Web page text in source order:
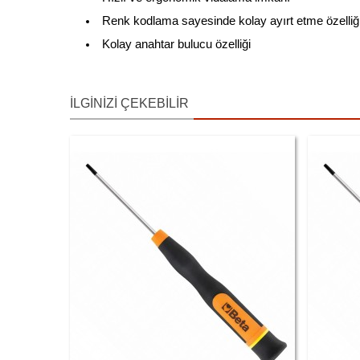
Renk kodlama sayesinde kolay ayırt etme
Kolay anahtar bulucu özelliği
İLGINIZI ÇEKEBILIR